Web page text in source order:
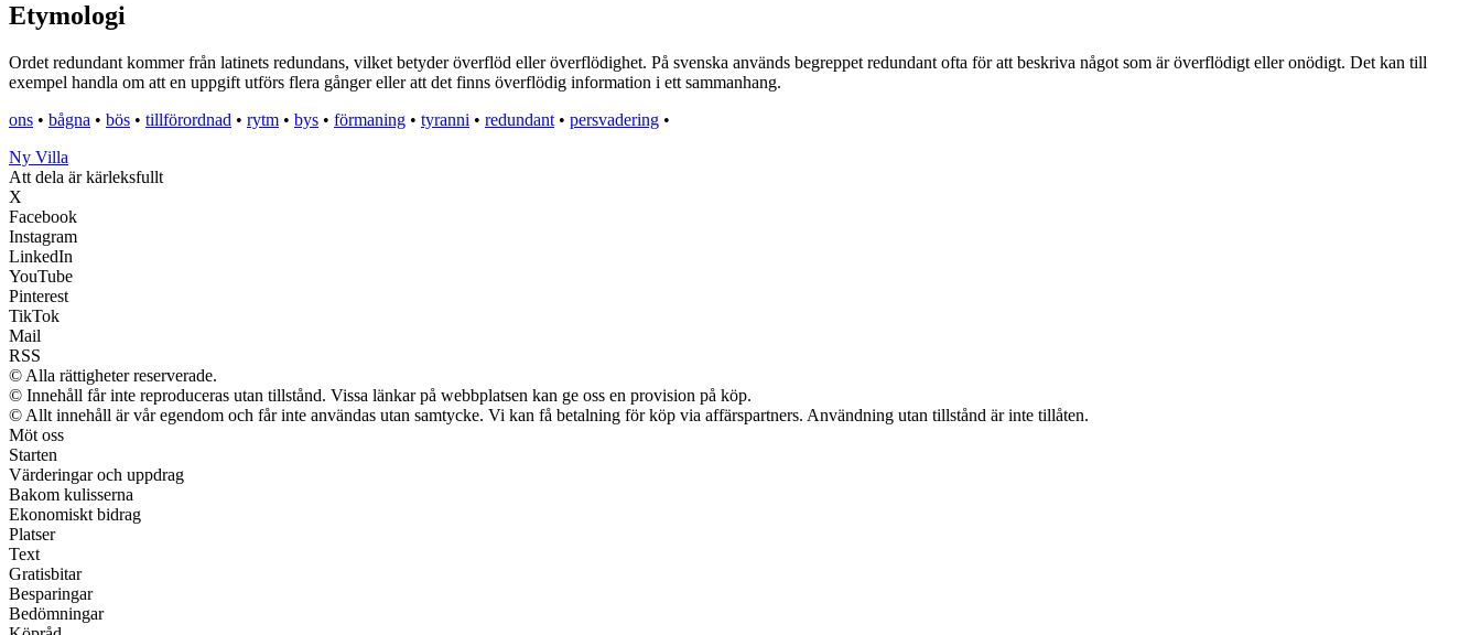
Etymologi
Ordet redundant kommer från latinets redundans, vilket betyder överflöd eller överflödighet. På svenska används begreppet redundant ofta för att beskriva något som är överflödigt eller onödigt. Det kan till
exempel handla om att en uppgift utförs flera gånger eller att det finns överflödig information i ett sammanhang.
ons • bågna • bös • tillförordnad • rytm • bys • förmaning • tyranni • redundant • persvadering •
Ny Villa
Att dela är kärleksfullt
X
Facebook
Instagram
LinkedIn
YouTube
Pinterest
TikTok
Mail
RSS
© Alla rättigheter reserverade.
© Innehåll får inte reproduceras utan tillstånd. Vissa länkar på webbplatsen kan ge oss en provision på köp.
© Allt innehåll är vår egendom och får inte användas utan samtycke. Vi kan få betalning för köp via affärspartners. Användning utan tillstånd är inte tillåten.
Möt oss
Starten
Värderingar och uppdrag
Bakom kulisserna
Ekonomiskt bidrag
Platser
Text
Gratisbitar
Besparingar
Bedömningar